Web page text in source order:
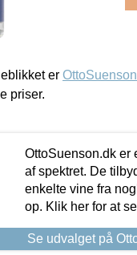
er
priser.
OttoSuenson.dk er
af spektret. De
enkelte vine fra
op. Klik her for at
Se udvalget på